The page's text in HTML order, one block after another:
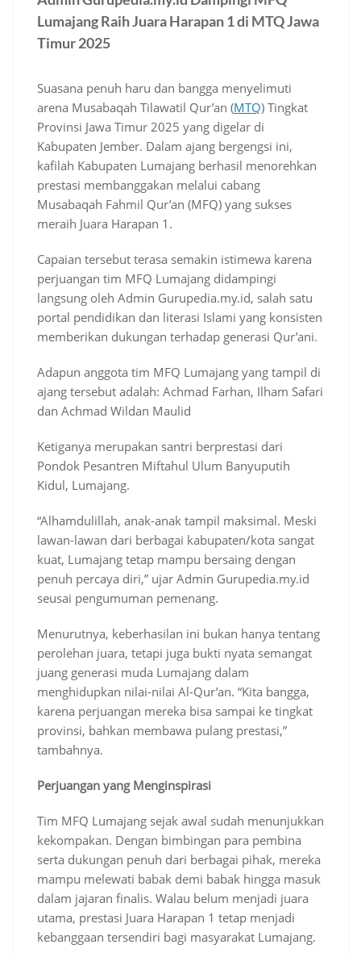
Lumajang Raih Juara Harapan 1 di MTQ Jawa
Timur 2025
Suasana penuh haru dan bangga menyelimuti
arena Musabaqah Tilawatil Qur’an (MTQ) Tingkat
Provinsi Jawa Timur 2025 yang digelar di
Kabupaten Jember. Dalam ajang bergengsi ini,
kafilah Kabupaten Lumajang berhasil menorehkan
prestasi membanggakan melalui cabang
Musabaqah Fahmil Qur’an (MFQ) yang sukses
meraih Juara Harapan 1.
Capaian tersebut terasa semakin istimewa karena
perjuangan tim MFQ Lumajang didampingi
langsung oleh Admin Gurupedia.my.id, salah satu
portal pendidikan dan literasi Islami yang konsisten
memberikan dukungan terhadap generasi Qur’ani.
Adapun anggota tim MFQ Lumajang yang tampil di
ajang tersebut adalah: Achmad Farhan, Ilham Safari
dan Achmad Wildan Maulid
Ketiganya merupakan santri berprestasi dari
Pondok Pesantren Miftahul Ulum Banyuputih
Kidul, Lumajang.
“Alhamdulillah, anak-anak tampil maksimal. Meski
lawan-lawan dari berbagai kabupaten/kota sangat
kuat, Lumajang tetap mampu bersaing dengan
penuh percaya diri,” ujar Admin Gurupedia.my.id
seusai pengumuman pemenang.
Menurutnya, keberhasilan ini bukan hanya tentang
perolehan juara, tetapi juga bukti nyata semangat
juang generasi muda Lumajang dalam
menghidupkan nilai-nilai Al-Qur’an. “Kita bangga,
karena perjuangan mereka bisa sampai ke tingkat
provinsi, bahkan membawa pulang prestasi,”
tambahnya.
Perjuangan yang Menginspirasi
Tim MFQ Lumajang sejak awal sudah menunjukkan
kekompakan. Dengan bimbingan para pembina
serta dukungan penuh dari berbagai pihak, mereka
mampu melewati babak demi babak hingga masuk
dalam jajaran finalis. Walau belum menjadi juara
utama, prestasi Juara Harapan 1 tetap menjadi
kebanggaan tersendiri bagi masyarakat Lumajang.